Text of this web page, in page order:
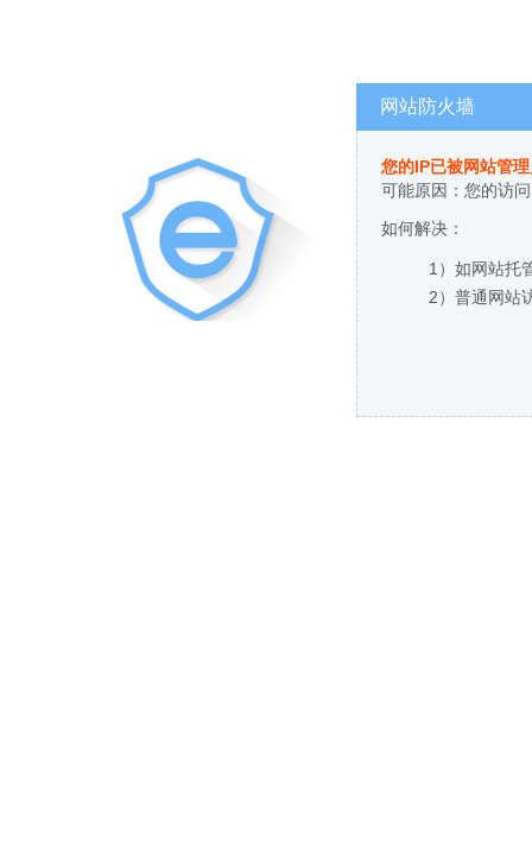
网站防火墙
您的IP已被网站管
可能原因：您的访
如何解决：
1）如网站托
2）普通网站